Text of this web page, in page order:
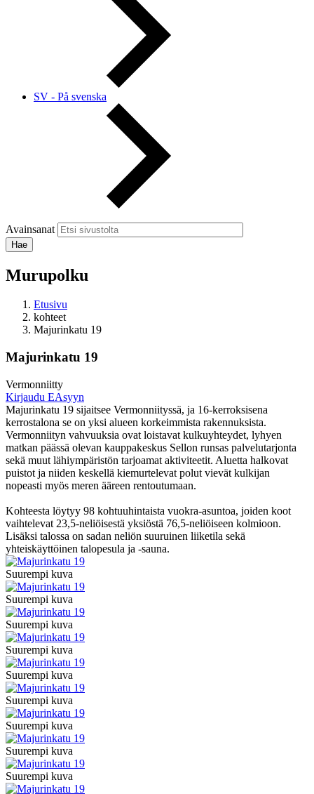
SV - På svenska
Avainsanat
Murupolku
Etusivu
kohteet
Majurinkatu 19
Majurinkatu 19
Vermonniitty
Kirjaudu EAsyyn
Majurinkatu 19 sijaitsee Vermonniityssä, ja 16-kerroksisena
kerrostalona se on yksi alueen korkeimmista rakennuksista.
Vermonniityn vahvuuksia ovat loistavat kulkuyhteydet, lyhyen
matkan päässä olevan kauppakeskus Sellon runsas palvelutarjonta
sekä muut lähiympäristön tarjoamat aktiviteetit. Aluetta halkovat
puistot ja niiden keskellä kiemurtelevat polut vievät kulkijan
nopeasti myös meren ääreen rentoutumaan.
Kohteesta löytyy 98 kohtuuhintaista vuokra-asuntoa, joiden koot
vaihtelevat 23,5-neliöisestä yksiöstä 76,5-neliöiseen kolmioon.
Lisäksi talossa on sadan neliön suuruinen liiketila sekä
yhteiskäyttöinen talopesula ja -sauna.
Suurempi kuva
Suurempi kuva
Suurempi kuva
Suurempi kuva
Suurempi kuva
Suurempi kuva
Suurempi kuva
Suurempi kuva
Suurempi kuva